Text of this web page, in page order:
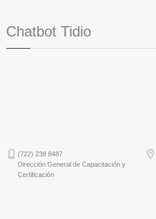
Chatbot Tidio
(722) 238 8487
Dirección General de Capacitación y
Certificación